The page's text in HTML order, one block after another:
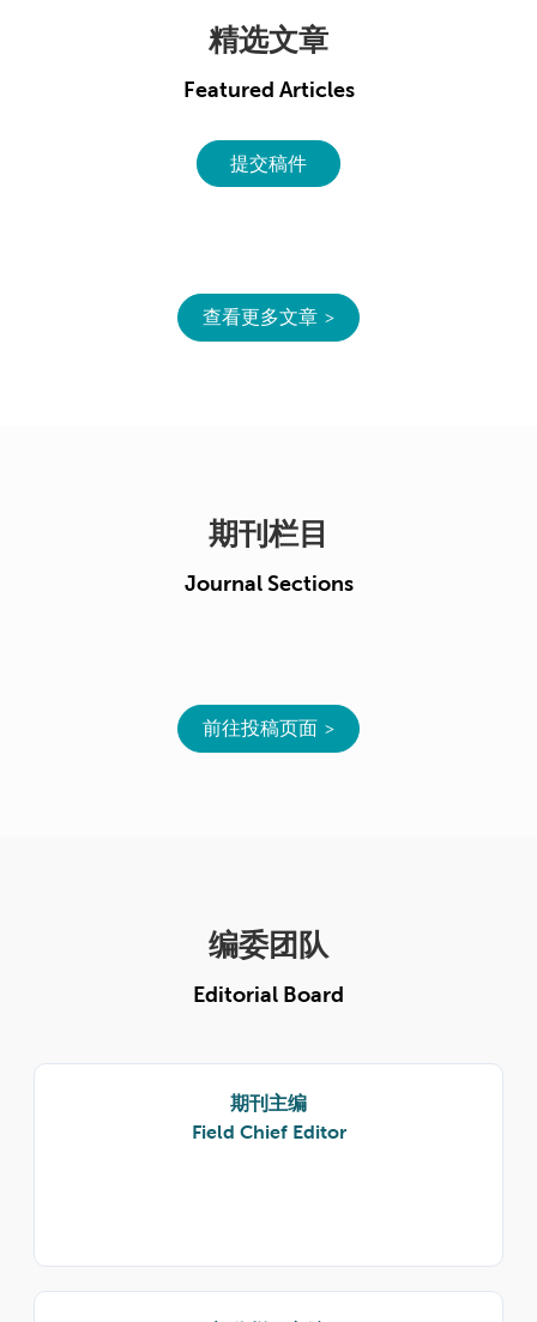
精选文章
Featured Articles
提交稿件
查看更多文章
期刊栏目
Journal Sections
前往投稿页面
编委团队
Editorial Board
期刊主编
Field Chief Editor